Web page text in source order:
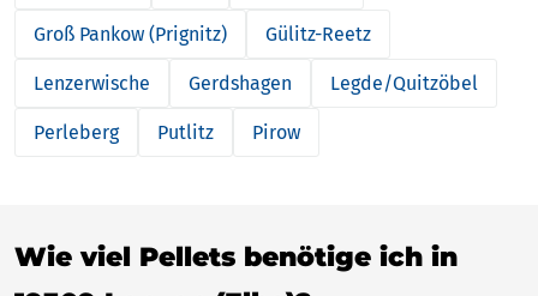
Groß Pankow (Prignitz) Gülitz-Reetz
Lenzerwische Gerdshagen Legde/Quitzöbel
Perleberg Putlitz Pirow
Wie viel Pellets benötige ich in